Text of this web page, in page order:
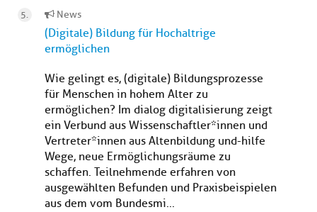
News
(Digitale) Bildung für Hochaltrige
ermöglichen
Wie gelingt es, (digitale) Bildungsprozesse
für Menschen in hohem Alter zu
ermöglichen? Im dialog digitalisierung zeigt
ein Verbund aus Wissenschaftler*innen und
Vertreter*innen aus Altenbildung und-hilfe
Wege, neue Ermöglichungsräume zu
schaffen. Teilnehmende erfahren von
ausgewählten Befunden und Praxisbeispielen
aus dem vom Bundesmi...